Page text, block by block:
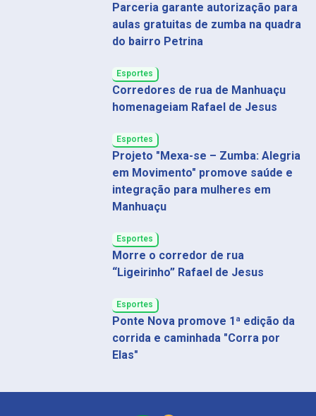
Parceria garante autorização para
aulas gratuitas de zumba na quadra
do bairro Petrina
Esportes
Corredores de rua de Manhuaçu
homenageiam Rafael de Jesus
Esportes
Projeto "Mexa-se – Zumba: Alegria
em Movimento" promove saúde e
integração para mulheres em
Manhuaçu
Esportes
Morre o corredor de rua
“Ligeirinho” Rafael de Jesus
Esportes
Ponte Nova promove 1ª edição da
corrida e caminhada "Corra por
Elas"